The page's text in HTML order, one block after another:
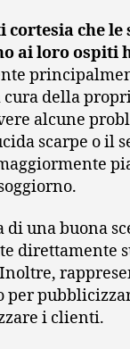
cortesia che
ai loro ospiti
cura della
alcune
scarpe o il
di una buona
direttamente
per
i clienti.